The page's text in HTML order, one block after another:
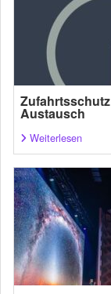
Austausch
Weiterlesen